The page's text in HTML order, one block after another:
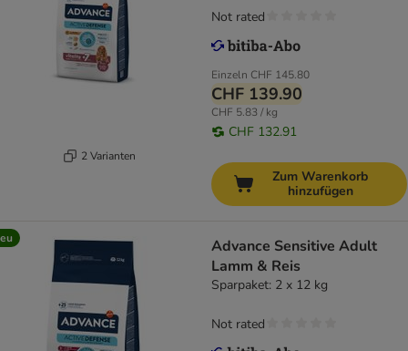
2 Varianten
Einzeln CHF 145.80
CHF 139.90
CHF 5.83 / kg
CHF 132.91
Not rated
Zum Warenkorb
hinzufügen
Advance Sensitive Adult
Lamm & Reis
Sparpaket: 2 x 12 kg
Not rated